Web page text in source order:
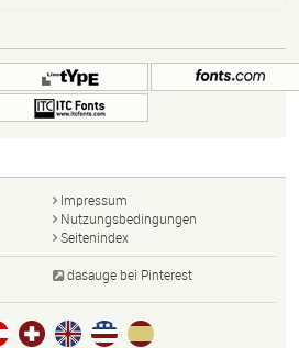
Impressum
Nutzungsbedingungen
Seitenindex
dasauge bei Pinterest